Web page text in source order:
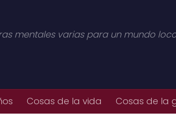
mentales varias para un mundo
Cosas de la vida Cosas de la